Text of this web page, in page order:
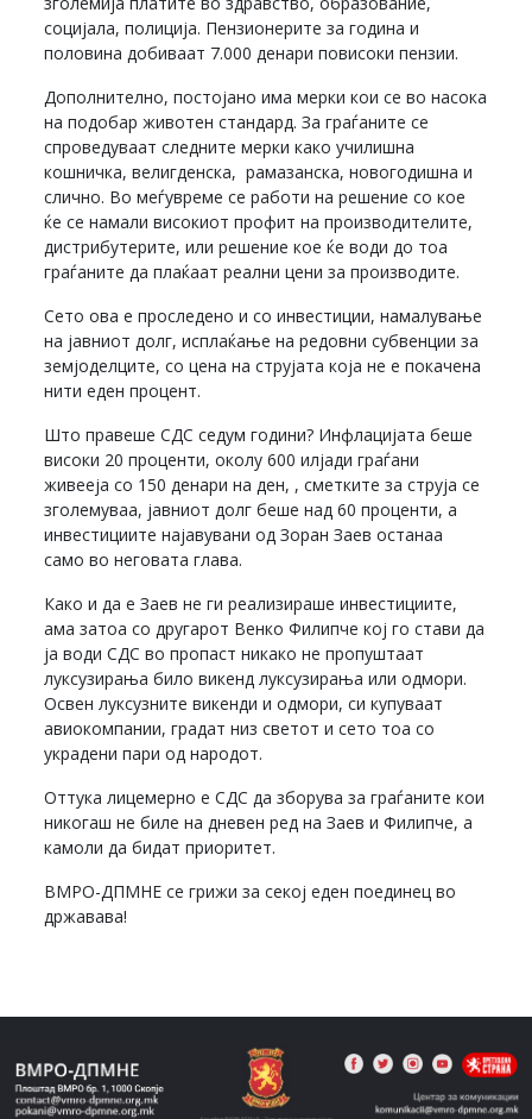
социјала, полиција. Пензионерите за година и
половина добиваат 7.000 денари повисоки пензии.
Дополнително, постојано има мерки кои се во насока
на подобар животен стандард. За граѓаните се
спроведуваат следните мерки како училишна
кошничка, велигденска, рамазанска, новогодишна и
слично. Во меѓувреме се работи на решение со кое
ќе се намали високиот профит на производителите,
дистрибутерите, или решение кое ќе води до тоа
граѓаните да плаќаат реални цени за производите.
Сето ова е проследено и со инвестиции, намалување
на јавниот долг, исплаќање на редовни субвенции за
земјоделците, со цена на струјата која не е покачена
нити еден процент.
Што правеше СДС седум години? Инфлацијата беше
високи 20 проценти, околу 600 илјади граѓани
живееја со 150 денари на ден, , сметките за струја се
зголемуваа, јавниот долг беше над 60 проценти, а
инвестициите најавувани од Зоран Заев останаа
само во неговата глава.
Како и да е Заев не ги реализираше инвестициите,
ама затоа со другарот Венко Филипче кој го стави да
ја води СДС во пропаст никако не пропуштаат
луксузирања било викенд луксузирања или одмори.
Освен луксузните викенди и одмори, си купуваат
авиокомпании, градат низ светот и сето тоа со
украдени пари од народот.
Оттука лицемерно е СДС да зборува за граѓаните кои
никогаш не биле на дневен ред на Заев и Филипче, а
камоли да бидат приоритет.
ВМРО-ДПМНЕ се грижи за секој еден поединец во
државава!